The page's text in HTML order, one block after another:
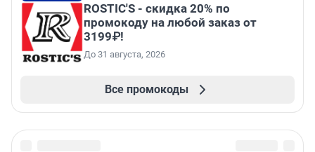
ROSTIC'S - скидка 20% по
промокоду на любой заказ от
3199₽!
До 31 августа, 2026
Все промокоды